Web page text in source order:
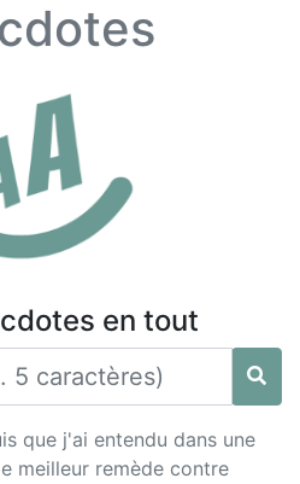
en tout
que j'ai entendu dans une
meilleur remède contre